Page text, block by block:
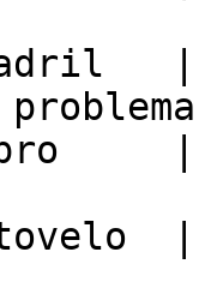
|
|
|